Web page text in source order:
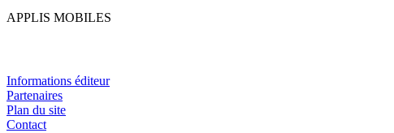
APPLIS MOBILES
Informations éditeur
Partenaires
Plan du site
Contact